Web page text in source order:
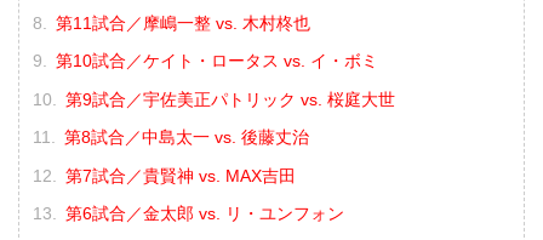
第11試合／摩嶋一整 vs. 木村柊也
第10試合／ケイト・ロータス vs. イ・ボミ
第9試合／宇佐美正パトリック vs. 桜庭大世
第8試合／中島太一 vs. 後藤丈治
第7試合／貴賢神 vs. MAX吉田
第6試合／金太郎 vs. リ・ユンフォン